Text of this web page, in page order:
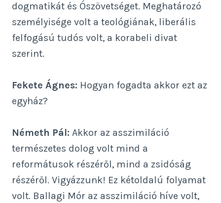
dogmatikát és Ószövetséget. Meghatározó
személyisége volt a teológiának, liberális
felfogású tudós volt, a korabeli divat
szerint.
Fekete Ágnes: Hogyan fogadta akkor ezt az
egyház?
Németh Pál: Akkor az asszimiláció
természetes dolog volt mind a
reformátusok részéről, mind a zsidóság
részéről. Vigyázzunk! Ez kétoldalú folyamat
volt. Ballagi Mór az asszimiláció híve volt,